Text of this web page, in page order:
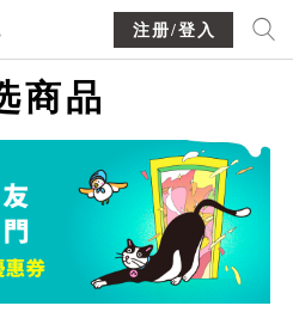
注册/登入
商品